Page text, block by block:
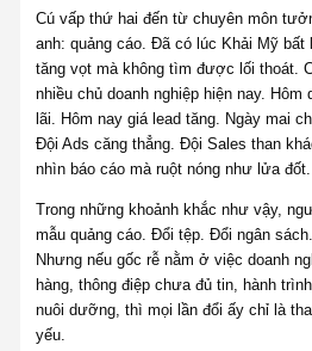
Cú vấp thứ hai đến từ chuyên môn
anh: quảng cáo. Đã có lúc Khải Mỹ
tăng vọt mà không tìm được lối thoát.
nhiều chủ doanh nghiệp hiện nay.
lãi. Hôm nay giá lead tăng. Ngày mai
Đội Ads căng thẳng. Đội Sales than
nhìn báo cáo mà ruột nóng như lửa đốt.
Trong những khoảnh khắc như vậy,
mẫu quảng cáo. Đổi tệp. Đổi ngân
Nhưng nếu gốc rễ nằm ở việc doanh
hàng, thông điệp chưa đủ tin, hành
nuôi dưỡng, thì mọi lần đổi ấy chỉ là
yếu.